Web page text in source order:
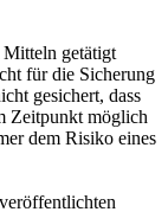
getätigt
für die Sicherung
gesichert, dass
Zeitpunkt möglich
dem Risiko eines